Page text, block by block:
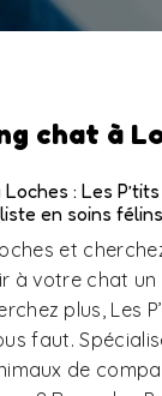
chat à
: Les
en soins félins
et
à votre chat un
plus, Les
faut.
de